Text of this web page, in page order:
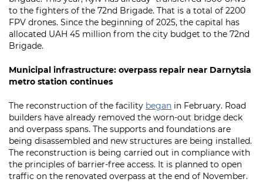
to the fighters of the 72nd Brigade. That is a total of 2200
FPV drones. Since the beginning of 2025, the capital has
allocated UAH 45 million from the city budget to the 72nd
Brigade.
Municipal infrastructure: overpass repair near Darnytsia
metro station continues
The reconstruction of the facility began in February. Road
builders have already removed the worn-out bridge deck
and overpass spans. The supports and foundations are
being disassembled and new structures are being installed.
The reconstruction is being carried out in compliance with
the principles of barrier-free access. It is planned to open
traffic on the renovated overpass at the end of November.